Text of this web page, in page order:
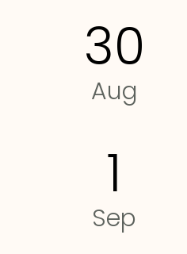
30
Aug
1
Sep